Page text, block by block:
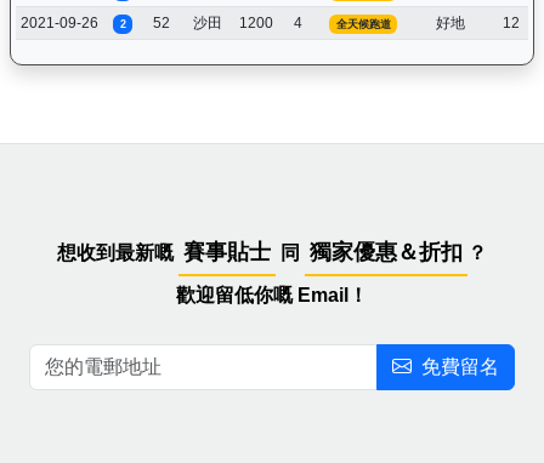
2021-09-26
2 52 沙田 1200 4 全天候跑道 好地 12
想收到最新嘅 賽事貼士 同 獨家優惠＆折扣 ？
歡迎留低你嘅 Email！
免費留名